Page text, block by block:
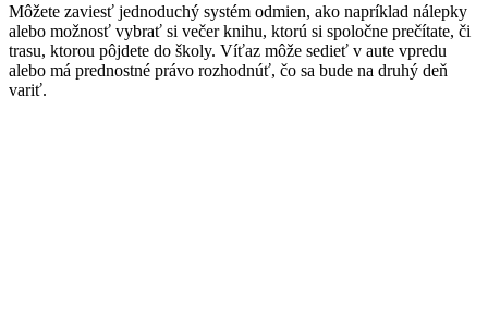
Môžete zaviesť jednoduchý systém odmien, ako napríklad nálepky
alebo možnosť vybrať si večer knihu, ktorú si spoločne prečítate, či
trasu, ktorou pôjdete do školy. Víťaz môže sedieť v aute vpredu
alebo má prednostné právo rozhodnúť, čo sa bude na druhý deň
variť.